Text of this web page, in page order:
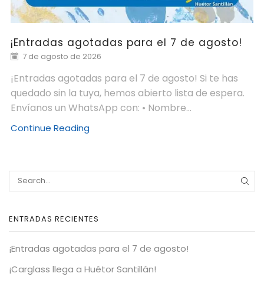
¡Entradas agotadas para el 7 de agosto!
7 de agosto de 2026
¡Entradas agotadas para el 7 de agosto! Si te has
quedado sin la tuya, hemos abierto lista de espera.
Envíanos un WhatsApp con: • Nombre...
Continue Reading
ENTRADAS RECIENTES
¡Entradas agotadas para el 7 de agosto!
¡Carglass llega a Huétor Santillán!